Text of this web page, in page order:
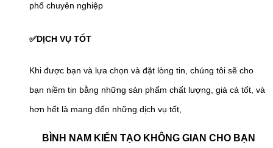
phố chuyên nghiệp
✅DỊCH VỤ TỐT
Khi được bạn và lựa chọn và đặt lòng tin, chúng tôi sẽ cho
bạn niềm tin bằng những sản phẩm chất lượng, giá cả tốt, và
hơn hết là mang đến những dịch vụ tốt,
BÌNH NAM KIẾN TẠO KHÔNG GIAN CHO BẠN